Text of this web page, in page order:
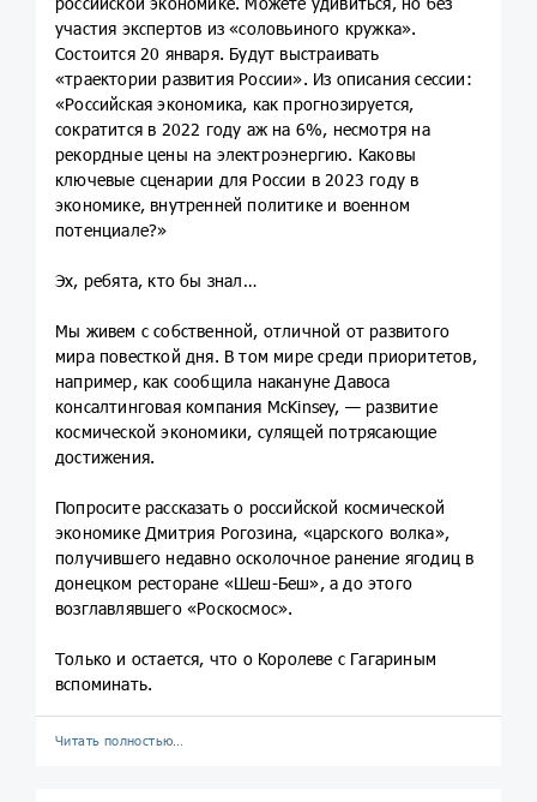
участия экспертов из «соловьиного кружка».
Состоится 20 января. Будут выстраивать
«траектории развития России». Из описания сессии:
«Российская экономика, как прогнозируется,
сократится в 2022 году аж на 6%, несмотря на
рекордные цены на электроэнергию. Каковы
ключевые сценарии для России в 2023 году в
экономике, внутренней политике и военном
потенциале?»
Эх, ребята, кто бы знал…
Мы живем с собственной, отличной от развитого
мира повесткой дня. В том мире среди приоритетов,
например, как сообщила накануне Давоса
консалтинговая компания McKinsey, — развитие
космической экономики, сулящей потрясающие
достижения.
Попросите рассказать о российской космической
экономике Дмитрия Рогозина, «царского волка»,
получившего недавно осколочное ранение ягодиц в
донецком ресторане «Шеш-Беш», а до этого
возглавлявшего «Роскосмос».
Только и остается, что о Королеве с Гагариным
вспоминать.
Читать полностью…